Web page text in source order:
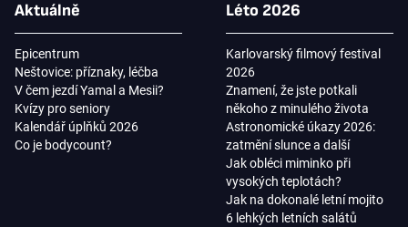
Aktuálně
Epicentrum
Neštovice: příznaky, léčba
V čem jezdí Yamal a Mesii?
Kvízy pro seniory
Kalendář úplňků 2026
Co je bodycount?
Léto 2026
Karlovarský filmový festival
2026
Znamení, že jste potkali
někoho z minulého života
Astronomické úkazy 2026:
zatmění slunce a další
Jak obléci miminko při
vysokých teplotách?
Jak na dokonalé letní mojito
6 lehkých letních salátů